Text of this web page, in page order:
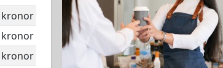
kronor
kronor
kronor